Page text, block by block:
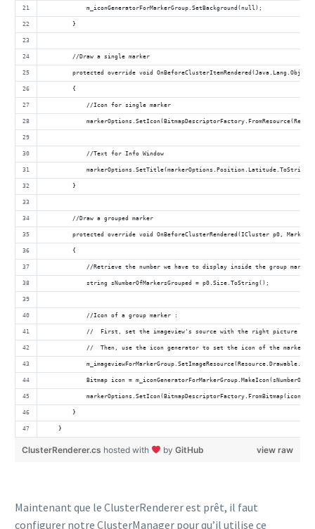
            m_iconGeneratorForMarkerGroup.SetBackground(null);
        }
        //Draw a single marker
protected override void OnBeforeClusterItemRendered(Java.Lang.Object
        {
            //Icon for single marker
            //Text for Info Window
        }
        //Draw a grouped marker
protected override void OnBeforeClusterRendered(ICluster p0,
        {
            //Retrieve the number we have to display inside the group marker
            string sNumberOfMarkersGrouped = p0.Size.ToString();
            //Icon of a group marker :
            //  First, set the imageview's source with the right picture
//  Then, use the icon generator to set the icon of the marker
Bitmap icon =
            markerOptions.SetIcon(BitmapDescriptorFactory.FromBitmap(icon));
        }
    }
view raw
ClusterRenderer.cs hosted with by GitHub
Maintenant que le ClusterRenderer est prêt, il faut
configurer notre ClusterManager pour qu’il utilise ce